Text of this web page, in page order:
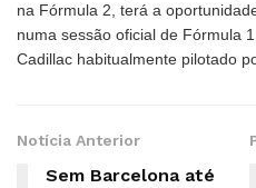
na Fórmula 2, terá a
numa sessão oficial de Fórmula
Cadillac habitualmente pilotado
Notícia Anterior
Sem Barcelona até